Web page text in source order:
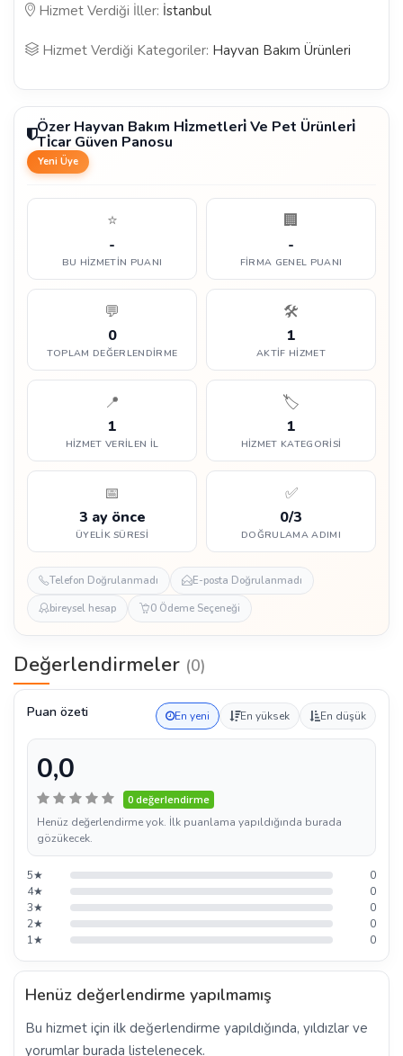
Hizmet Verdiği İller: İstanbul
Hizmet Verdiği Kategoriler: Hayvan Bakım Ürünleri
Özer Hayvan Bakım Hi̇zmetleri̇ Ve Pet Ürünleri̇
Ti̇car Güven Panosu
Yeni Üye
⭐
-
BU HIZMETIN PUANI
🏢
-
FIRMA GENEL PUANI
💬
0
TOPLAM DEĞERLENDIRME
🛠️
1
AKTIF HIZMET
📍
1
HIZMET VERILEN İL
🏷️
1
HIZMET KATEGORISI
📅
3 ay önce
ÜYELIK SÜRESI
✅
0/3
DOĞRULAMA ADIMI
Telefon Doğrulanmadı
E-posta Doğrulanmadı
bireysel hesap
0 Ödeme Seçeneği
Değerlendirmeler (0)
Puan özeti En yeni En yüksek En düşük
0,0
0 değerlendirme
Henüz değerlendirme yok. İlk puanlama yapıldığında burada
gözükecek.
5★
0
4★
0
3★
0
2★
0
1★
0
Henüz değerlendirme yapılmamış
Bu hizmet için ilk değerlendirme yapıldığında, yıldızlar ve
yorumlar burada listelenecek.